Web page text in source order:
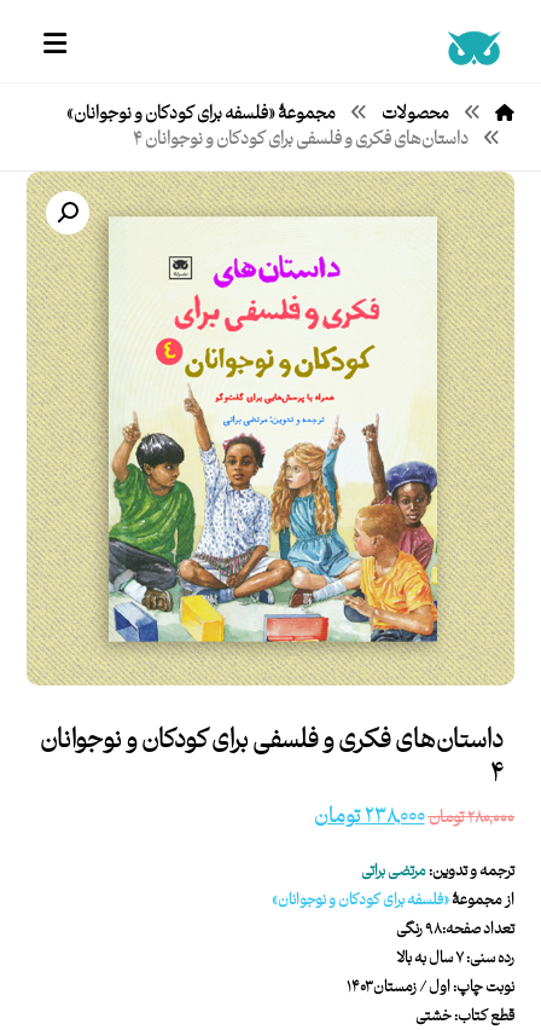
محصولات
مجموعۀ «فلسفه‌ برای کودکان و نوجوانان»
داستان‌های فکری و فلسفی برای کودکان و نوجوانان ۴
داستان‌های فکری و فلسفی برای کودکان و نوجوانان
۴
۲۸۰,۰۰۰تومان۲۳۸,۰۰۰تومان
ترجمه و تدوین:مرتضی براتی
از مجموعۀ«فلسفه برای کودکان و نوجوانان»
تعداد صفحه: ۹۸ رنگی
رده سنی: ۷ سال به بالا
نوبت چاپ: اول / زمستان ۱۴۰۳
قطع کتاب: خشتی